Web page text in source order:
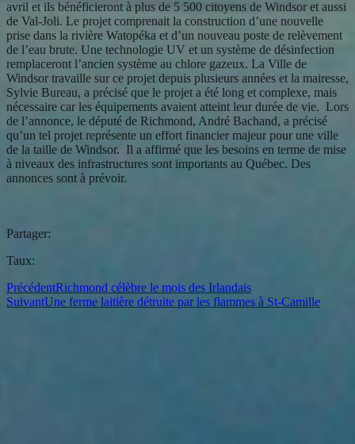
avril et ils bénéficieront à plus de 5 500 citoyens de Windsor et aussi
de Val-Joli. Le projet comprenait la construction d’une nouvelle
prise dans la rivière Watopéka et d’un nouveau poste de relèvement
de l’eau brute. Une technologie UV et un système de désinfection
remplaceront l’ancien système au chlore gazeux. La Ville de
Windsor travaille sur ce projet depuis plusieurs années et la mairesse,
Sylvie Bureau, a précisé que le projet a été long et complexe, mais
nécessaire car les équipements avaient atteint leur durée de vie. Lors
de l’annonce, le député de Richmond, André Bachand, a précisé
qu’un tel projet représente un effort financier majeur pour une ville
de la taille de Windsor. Il a affirmé que les besoins en terme de mise
à niveaux des infrastructures sont importants au Québec. Des
annonces sont à prévoir.
Partager:
Taux:
PrécédentRichmond célèbre le mois des Irlandais
SuivantUne ferme laitière détruite par les flammes à St-Camille